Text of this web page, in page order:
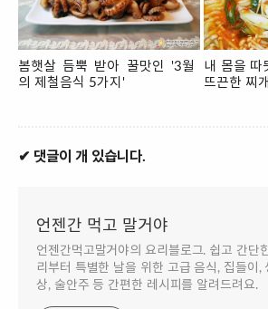
봄햇살 듬뿍 받아 꿀맛인 '3월
의 제철음식 5가지'
내 몸을 따
뜨끈한 찌
✔ 댓글이 개 있습니다.
언젠간 먹고 말거야
언젠간먹고말거야의 요리블로그. 쉽고 간단
리부터 특별한 날을 위한 고급 음식, 집들이,
상, 술안주 등 간편한 레시피를 알려드려요.